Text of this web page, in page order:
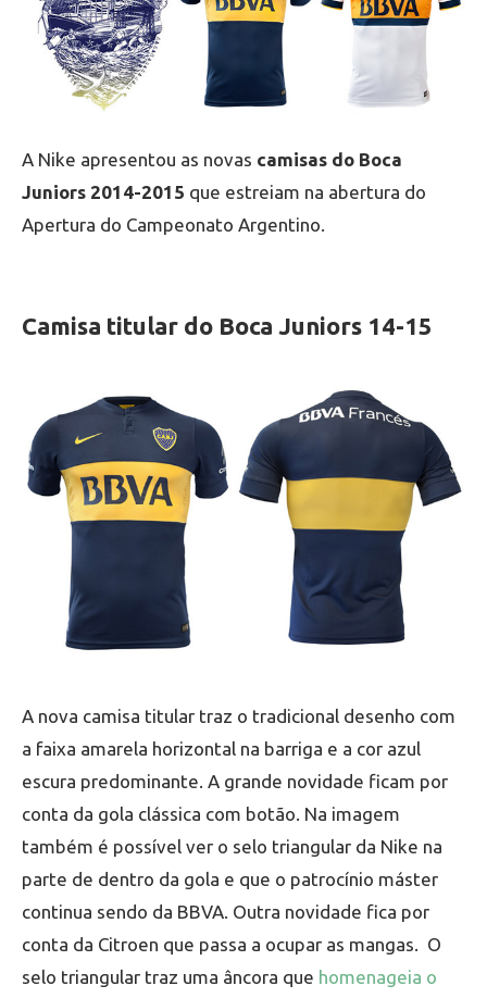
A Nike apresentou as novas camisas do Boca
Juniors 2014-2015 que estreiam na abertura do
Apertura do Campeonato Argentino.
Camisa titular do Boca Juniors 14-15
A nova camisa titular traz o tradicional desenho com
a faixa amarela horizontal na barriga e a cor azul
escura predominante. A grande novidade ficam por
conta da gola clássica com botão. Na imagem
também é possível ver o selo triangular da Nike na
parte de dentro da gola e que o patrocínio máster
continua sendo da BBVA. Outra novidade fica por
conta da Citroen que passa a ocupar as mangas. O
selo triangular traz uma âncora que homenageia o